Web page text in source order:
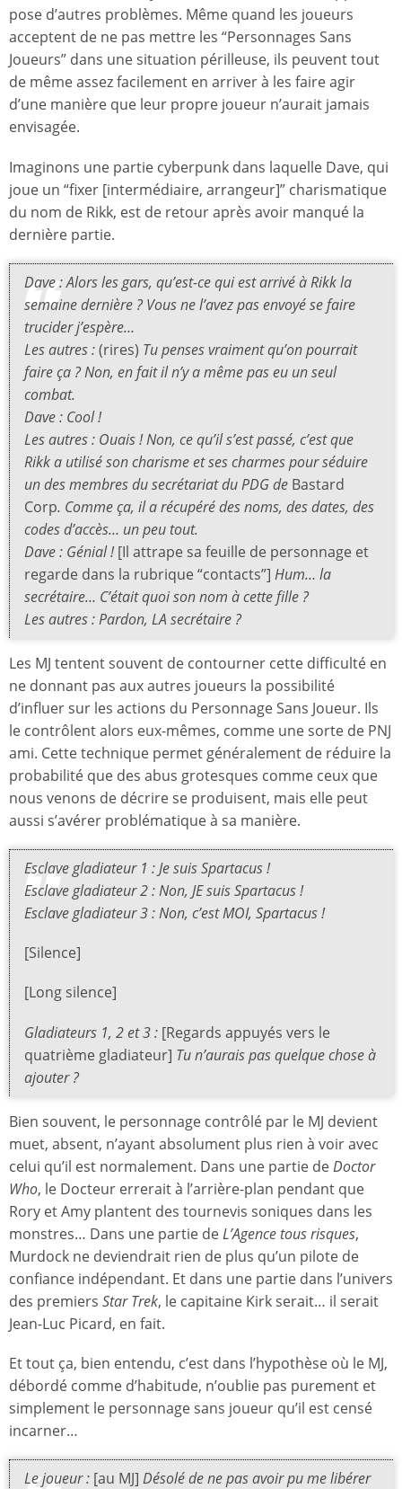
pose d’autres problèmes. Même quand les joueurs
acceptent de ne pas mettre les “Personnages Sans
Joueurs” dans une situation périlleuse, ils peuvent tout
de même assez facilement en arriver à les faire agir
d’une manière que leur propre joueur n’aurait jamais
envisagée.
Imaginons une partie cyberpunk dans laquelle Dave, qui
joue un “fixer [intermédiaire, arrangeur]” charismatique
du nom de Rikk, est de retour après avoir manqué la
dernière partie.
Dave : Alors les gars, qu’est-ce qui est arrivé à Rikk la
semaine dernière ? Vous ne l’avez pas envoyé se faire
trucider j’espère…
Les autres :(rires) Tu penses vraiment qu’on pourrait
faire ça ? Non, en fait il n’y a même pas eu un seul
combat.
Dave : Cool !
Les autres : Ouais ! Non, ce qu’il s’est passé, c’est que
Rikk a utilisé son charisme et ses charmes pour séduire
un des membres du secrétariat du PDG de Bastard
Corp. Comme ça, il a récupéré des noms, des dates, des
codes d’accès… un peu tout.
Dave : Génial ![Il attrape sa feuille de personnage et
regarde dans la rubrique “contacts”] Hum… la
secrétaire… C’était quoi son nom à cette fille ?
Les autres : Pardon, LA secrétaire ?
Les MJ tentent souvent de contourner cette difficulté en
ne donnant pas aux autres joueurs la possibilité
d’influer sur les actions du Personnage Sans Joueur. Ils
le contrôlent alors eux-mêmes, comme une sorte de PNJ
ami. Cette technique permet généralement de réduire la
probabilité que des abus grotesques comme ceux que
nous venons de décrire se produisent, mais elle peut
aussi s’avérer problématique à sa manière.
Esclave gladiateur 1 : Je suis Spartacus !
Esclave gladiateur 2 : Non, JE suis Spartacus !
Esclave gladiateur 3 : Non, c’est MOI, Spartacus !
[Silence]
[Long silence]
Gladiateurs 1, 2 et 3 : [Regards appuyés vers le
quatrième gladiateur] Tu n’aurais pas quelque chose à
ajouter ?
Bien souvent, le personnage contrôlé par le MJ devient
muet, absent, n’ayant absolument plus rien à voir avec
celui qu’il est normalement. Dans une partie deDoctor
Who, le Docteur errerait à l’arrière-plan pendant que
Rory et Amy plantent des tournevis soniques dans les
monstres… Dans une partie deL’Agence tous risques,
Murdock ne deviendrait rien de plus qu’un pilote de
confiance indépendant. Et dans une partie dans l’univers
des premiers Star Trek, le capitaine Kirk serait… il serait
Jean-Luc Picard, en fait.
Et tout ça, bien entendu, c’est dans l’hypothèse où le MJ,
débordé comme d’habitude, n’oublie pas purement et
simplement le personnage sans joueur qu’il est censé
incarner…
Le joueur : [au MJ] Désolé de ne pas avoir pu me libérer